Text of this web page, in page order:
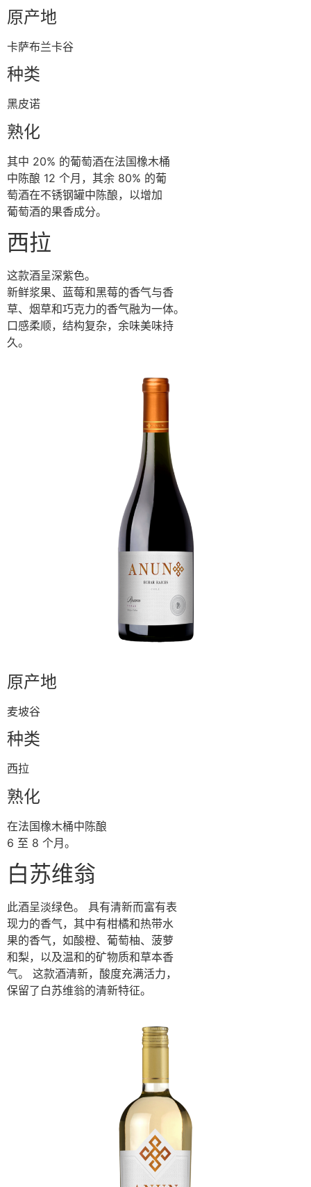
原产地
卡萨布兰卡⾕
种类
⿊⽪诺
熟化
其中 20% 的葡萄酒在法国橡⽊桶
中陈酿 12 个⽉，其余 80% 的葡
萄酒在不锈钢罐中陈酿，以增加
葡萄酒的果⾹成分。
⻄拉
这款酒呈深紫⾊。
新鲜浆果、蓝莓和⿊莓的⾹⽓与⾹
草、烟草和巧克⼒的⾹⽓融为⼀体。
⼝感柔顺，结构复杂，余味美味持
久。
原产地
⻨坡⾕
种类
⻄拉
熟化
在法国橡⽊桶中陈酿
6 ⾄ 8 个⽉。
⽩苏维翁
此酒呈淡绿⾊。 具有清新⽽富有表
现⼒的⾹⽓，其中有柑橘和热带⽔
果的⾹⽓，如酸橙、葡萄柚、菠萝
和梨，以及温和的矿物质和草本⾹
⽓。 这款酒清新，酸度充满活⼒，
保留了⽩苏维翁的清新特征。